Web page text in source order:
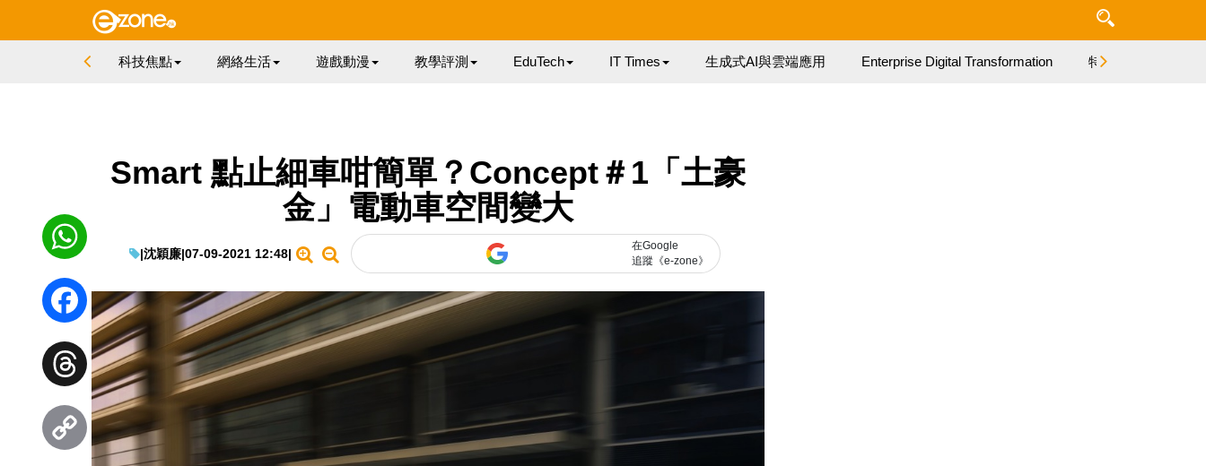
科技焦點 網絡生活 遊戲動漫 教學評測 EduTech IT Times 生成式AI與雲端應用 Enterprise Digital Transformation 特集
Smart 點止細車咁簡單？Concept＃1「土豪
金」電動車空間變大
|沈穎廉|07-09-2021 12:48|
在Google
追蹤《e-zone》
WhatsApp
Facebook
Threads